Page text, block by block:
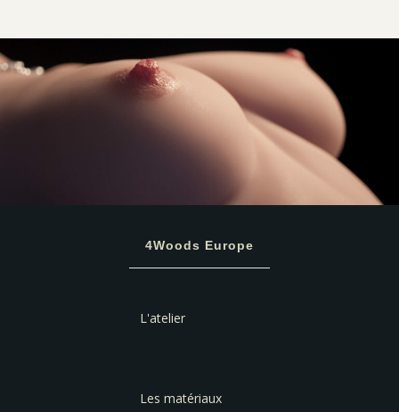
4Woods Europe
L'atelier
Les matériaux